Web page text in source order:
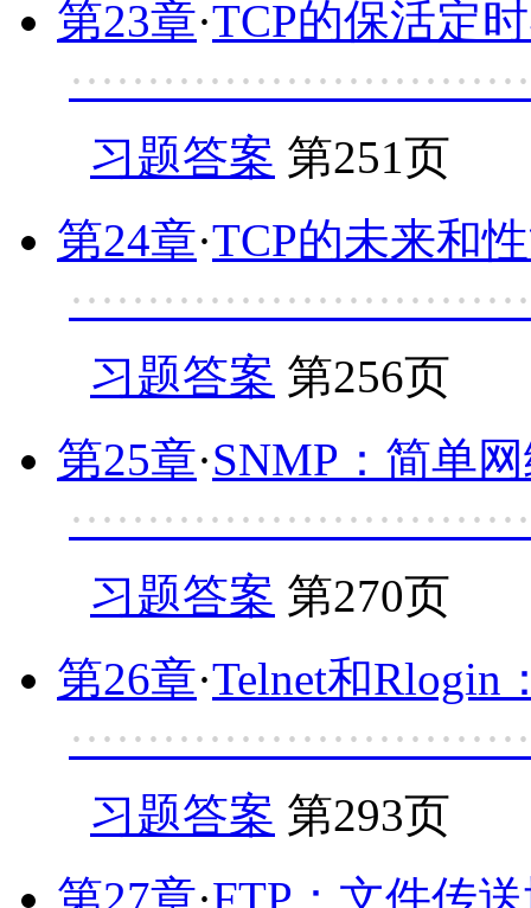
第23章·TCP的保活定
习题答案 第251页
第24章·TCP的未来和
习题答案 第256页
第25章·SNMP：简单
习题答案 第270页
第26章·Telnet和Rlogin
习题答案 第293页